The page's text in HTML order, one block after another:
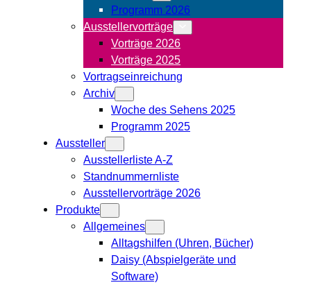
Programm 2026
Ausstellervorträge
Vorträge 2026
Vorträge 2025
Vortragseinreichung
Archiv
Woche des Sehens 2025
Programm 2025
Aussteller
Ausstellerliste A-Z
Standnummernliste
Ausstellervorträge 2026
Produkte
Allgemeines
Alltagshilfen (Uhren, Bücher)
Daisy (Abspielgeräte und
Software)